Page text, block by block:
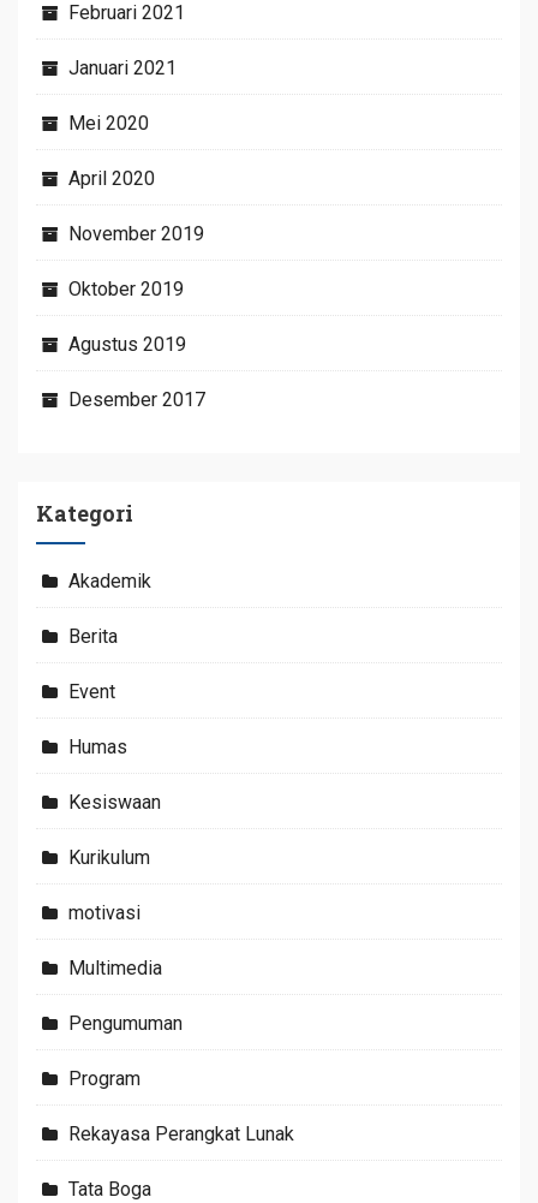
Februari 2021
Januari 2021
Mei 2020
April 2020
November 2019
Oktober 2019
Agustus 2019
Desember 2017
Kategori
Akademik
Berita
Event
Humas
Kesiswaan
Kurikulum
motivasi
Multimedia
Pengumuman
Program
Rekayasa Perangkat Lunak
Tata Boga